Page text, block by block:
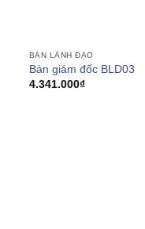
BÀN LÃNH ĐẠO
Bàn giám đốc BLD03
4.341.000₫